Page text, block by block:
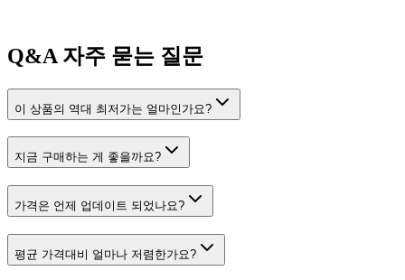
Q&A 자주 묻는 질문
이 상품의 역대 최저가는 얼마인가요?
지금 구매하는 게 좋을까요?
가격은 언제 업데이트 되었나요?
평균 가격대비 얼마나 저렴한가요?